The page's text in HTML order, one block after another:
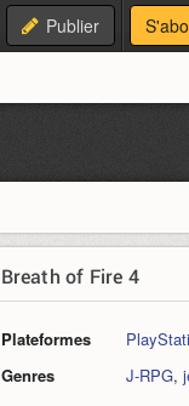
Publier
Breath of Fire 4
Plateformes
Genres
J-RPG,